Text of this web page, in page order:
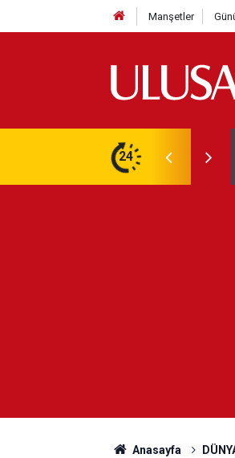
Manşetler
24
en yüksek seviyesine çıktı
Anasayfa